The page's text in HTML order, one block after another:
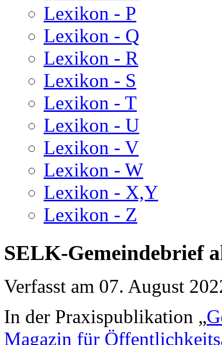
Lexikon - P
Lexikon - Q
Lexikon - R
Lexikon - S
Lexikon - T
Lexikon - U
Lexikon - V
Lexikon - W
Lexikon - X,Y
Lexikon - Z
SELK-Gemeindebrief
Verfasst am 07. August
In der Praxispublikation „
Magazin für